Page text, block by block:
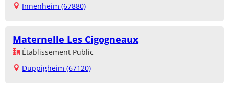
Innenheim (67880)
Maternelle Les Cigogneaux
Établissement Public
Duppigheim (67120)